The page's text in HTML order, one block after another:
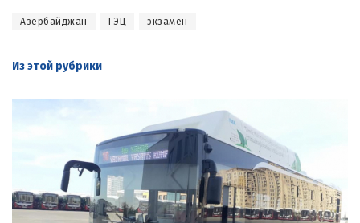
Азербайджан ГЭЦ экзамен
Из этой рубрики